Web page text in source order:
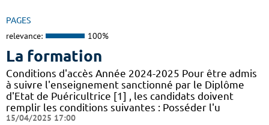
PAGES
relevance: 100%
La formation
Conditions d'accès Année 2024-2025 Pour être admis
à suivre l'enseignement sanctionné par le Diplôme
d'Etat de Puéricultrice [1] , les candidats doivent
remplir les conditions suivantes : Posséder l'u
15/04/2025 17:00